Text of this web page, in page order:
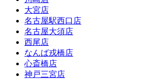
大宮店
名古屋駅西口店
名古屋大須店
西尾店
なんば戎橋店
心斎橋店
神戸三宮店